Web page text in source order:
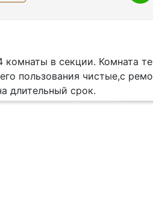
в секции. Комната
пользования чистые,с
длительный срок.